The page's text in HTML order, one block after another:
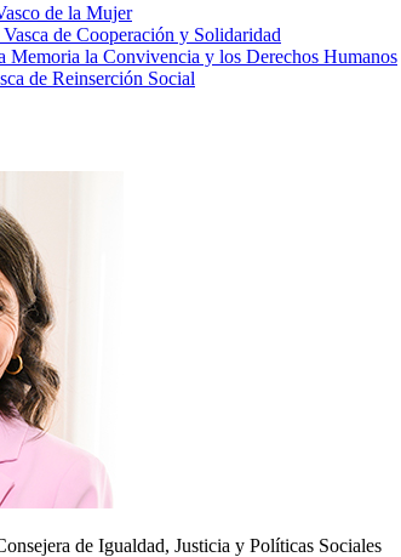
de la Mujer
de Cooperación y Solidaridad
Memoria la Convivencia y los Derechos Humanos
de Reinserción Social
de Igualdad, Justicia y Políticas Sociales